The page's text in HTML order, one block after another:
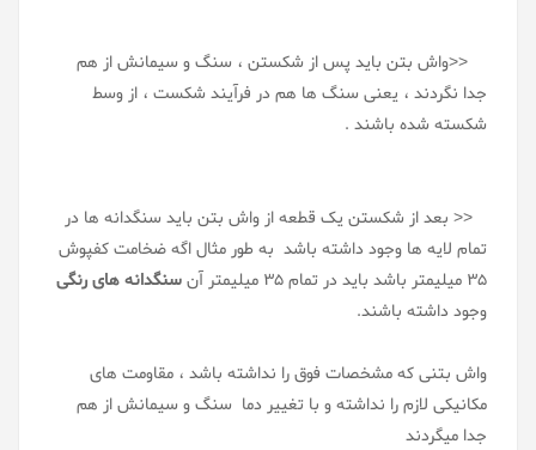
<<واش بتن باید پس از شکستن ، سنگ و سیمانش از هم
جدا نگردند ، یعنی سنگ ها هم در فرآیند شکست ، از وسط
شکسته شده باشند .
<< بعد از شکستن یک قطعه از واش بتن باید سنگدانه ها در
تمام لایه ها وجود داشته باشد به طور مثال اگه ضخامت کفپوش
35 میلیمتر باشد باید در تمام 35 میلیمتر آن
سنگدانه های رنگی
وجود داشته باشند.
واش بتنی که مشخصات فوق را نداشته باشد ، مقاومت های
مکانیکی لازم را نداشته و با تغییر دما سنگ و سیمانش از هم
جدا میگردند